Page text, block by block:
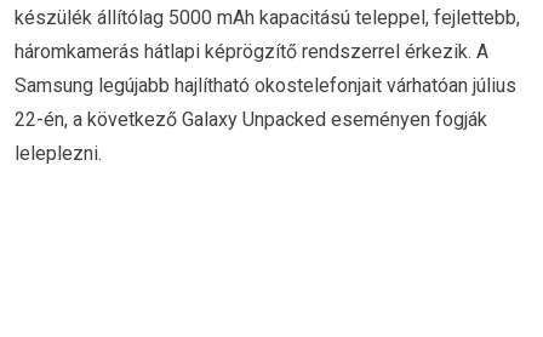
készülék állítólag 5000 mAh kapacitású teleppel, fejlettebb,
háromkamerás hátlapi képrögzítő rendszerrel érkezik. A
Samsung legújabb hajlítható okostelefonjait várhatóan július
22-én, a következő Galaxy Unpacked eseményen fogják
leleplezni.